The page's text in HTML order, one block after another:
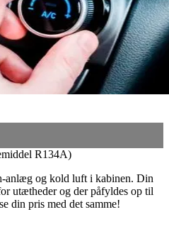
R134A)
anlæg og kold luft i kabinen. Din
utætheder og der påfyldes op til
din pris med det samme!